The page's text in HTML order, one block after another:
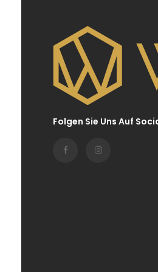
Folgen Sie Uns Auf